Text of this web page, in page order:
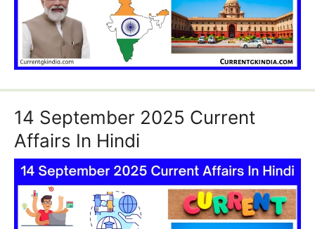
14 September 2025 Current
Affairs In Hindi